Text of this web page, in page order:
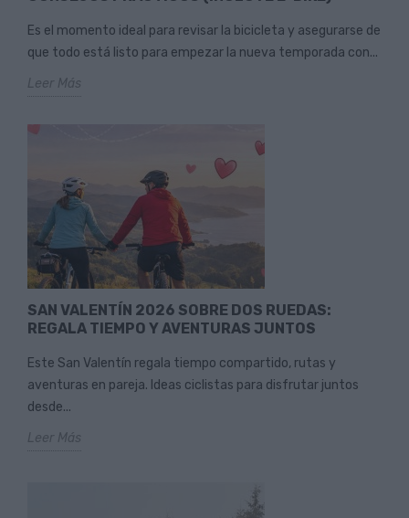
Es el momento ideal para revisar la bicicleta y asegurarse de
que todo está listo para empezar la nueva temporada con...
Leer Más
SAN VALENTÍN 2026 SOBRE DOS RUEDAS:
REGALA TIEMPO Y AVENTURAS JUNTOS
Este San Valentín regala tiempo compartido, rutas y
aventuras en pareja. Ideas ciclistas para disfrutar juntos
desde...
Leer Más